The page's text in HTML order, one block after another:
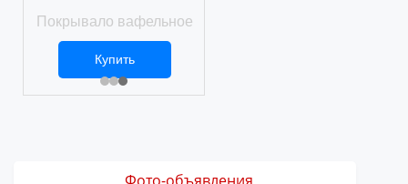
Покрывало вафельное
3 061 ₽
Купить